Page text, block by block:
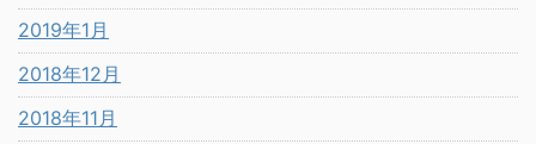
2019年1月
2018年12月
2018年11月